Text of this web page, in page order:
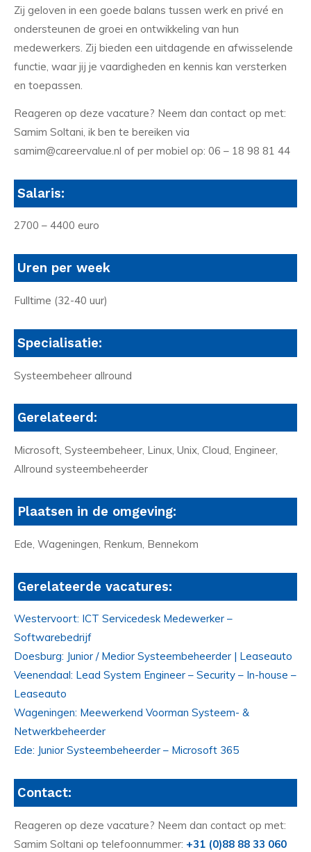
Zij geloven in een goede balans tussen werk en privé en
ondersteunen de groei en ontwikkeling van hun
medewerkers. Zij bieden een uitdagende en afwisselende
functie, waar jij je vaardigheden en kennis kan versterken
en toepassen.
Reageren op deze vacature? Neem dan contact op met:
Samim Soltani, ik ben te bereiken via
samim@careervalue.nl of per mobiel op: 06 – 18 98 81 44
Salaris:
2700 – 4400 euro
Uren per week
Fulltime (32-40 uur)
Specialisatie:
Systeembeheer allround
Gerelateerd:
Microsoft, Systeembeheer, Linux, Unix, Cloud, Engineer,
Allround systeembeheerder
Plaatsen in de omgeving:
Ede, Wageningen, Renkum, Bennekom
Gerelateerde vacatures:
Westervoort: ICT Servicedesk Medewerker –
Softwarebedrijf
Doesburg: Junior / Medior Systeembeheerder | Leaseauto
Veenendaal: Lead System Engineer – Security – In-house –
Leaseauto
Wageningen: Meewerkend Voorman Systeem- &
Netwerkbeheerder
Ede: Junior Systeembeheerder – Microsoft 365
Contact:
Reageren op deze vacature? Neem dan contact op met:
Samim Soltani op telefoonnummer: +31 (0)88 88 33 060